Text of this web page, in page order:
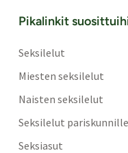
Pikalinkit
Seksilelut
Miesten seksilelut
Naisten seksilelut
Seksilelut pariskunnille
Seksiasut